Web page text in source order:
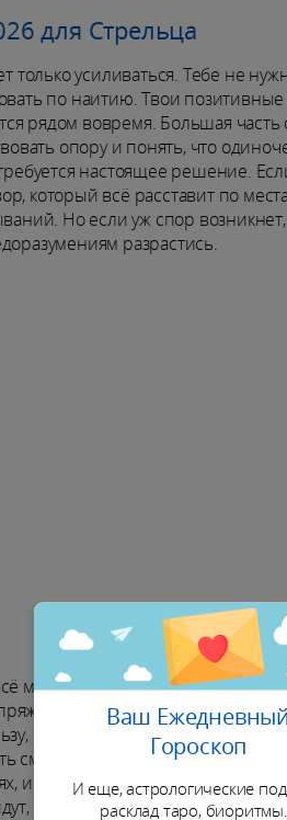
для Стрельца
усиливаться. Тебе не
по наитию. Твои
рядом вовремя. Большая часть
опору и понять, что
настоящее решение.
который всё расставит по
Но если уж спор возникнет,
разрастись.
меняется. Внутри будет ясный
Что бы ни
и ты почувствуешь, как
а подход к делу
и ты поймёшь, что настало
и ты поймёшь, где именно
Ваш Ежедневный
Гороскоп
И еще, астрологические
расклад таро, биоритмы...